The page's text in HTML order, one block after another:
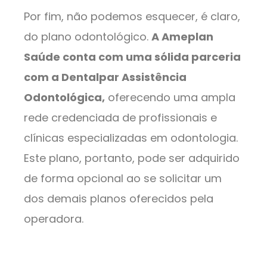
Por fim, não podemos esquecer, é claro,
do plano odontológico. A Ameplan
Saúde conta com uma sólida parceria
com a Dentalpar Assistência
Odontológica, oferecendo uma ampla
rede credenciada de profissionais e
clínicas especializadas em odontologia.
Este plano, portanto, pode ser adquirido
de forma opcional ao se solicitar um
dos demais planos oferecidos pela
operadora.